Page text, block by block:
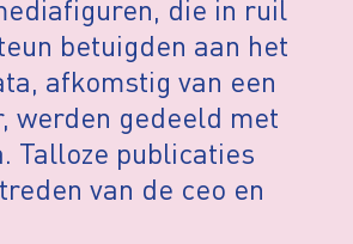
die in ruil
betuigden aan het
afkomstig van een
werden gedeeld met
Talloze publicaties
van de ceo en